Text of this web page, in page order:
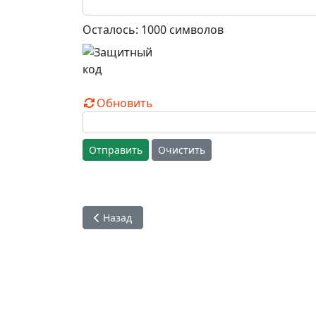
Осталось: 1000 символов
Обновить
Отправить Очистить
Предыдущий: "Улица. Твоя вечная семья".
Назад